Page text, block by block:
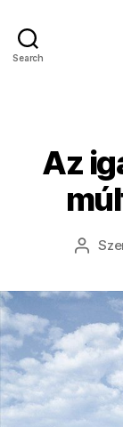
Search
Az